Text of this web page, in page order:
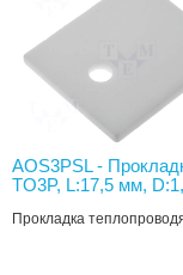
AOS3PSL -
TO3P, L:17,5 мм,
Прокладка